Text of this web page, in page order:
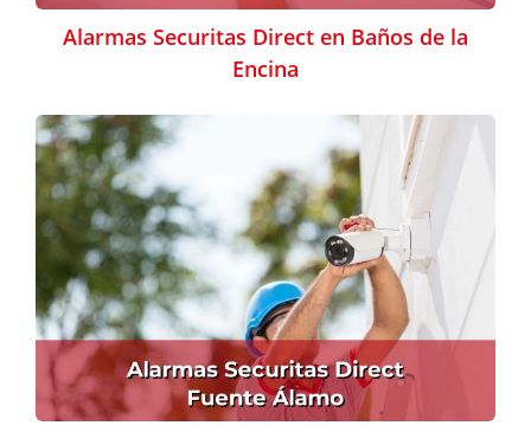
Alarmas Securitas Direct en Baños de la
Encina